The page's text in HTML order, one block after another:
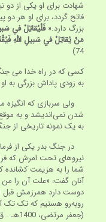
شهادت برای او یکی از
فاتح گردد، برای او هر
بزرگ دارد.«فَلْيُقاتِلْ في‏
مَنْ يُقاتِلْ في‏ سَبيلِ اللَّهِ
74)
کسی که در راه خدا می
به زودی پاداش بزرگی به
ولی سربازی که انگیزه
شدن نمی‌اندیشد و به
به یک نمونه تاریخی از
در جنگ بدر یکی از
نیروهای تحت امرش که
شما را به هزیمت کشانده
آنان گفت: «علت آن را من
دوست دارد همرزمش قبل
روبه‌رو هستیم که تک تک
(جعفر مرتضی، 1400هـ . ق، ج3، ص213)